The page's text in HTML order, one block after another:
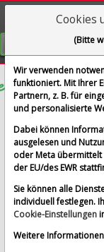
GRATIS
im Vergleich mit
Alle Aktien
QUALCOMM
Cookies
(Bitte
Wir verwenden
funktioniert. Mit Ihrer
Partnern, z. B. für
und personalisierte
Dabei können
ausgelesen und
oder Meta übermittelt
der EU/des EWR
Sie können alle
individuell festlegen.
Cookie-Einstellungen
Weitere